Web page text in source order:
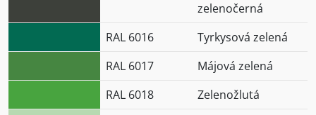
zelenočerná
RAL 6016
Tyrkysová zelená
RAL 6017
Májová zelená
RAL 6018
Zelenožlutá